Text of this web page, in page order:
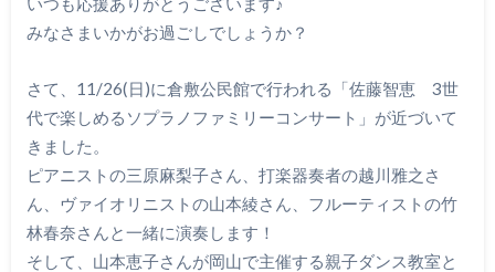
みなさまいかがお過ごしでしょうか？
さて、11/26(日)に倉敷公民館で行われる「佐藤智恵 3世
代で楽しめるソプラノファミリーコンサート」が近づいて
きました。
ピアニストの三原麻梨子さん、打楽器奏者の越川雅之さ
ん、ヴァイオリニストの山本綾さん、フルーティストの竹
林春奈さんと一緒に演奏します！
そして、山本恵子さんが岡山で主催する親子ダンス教室と